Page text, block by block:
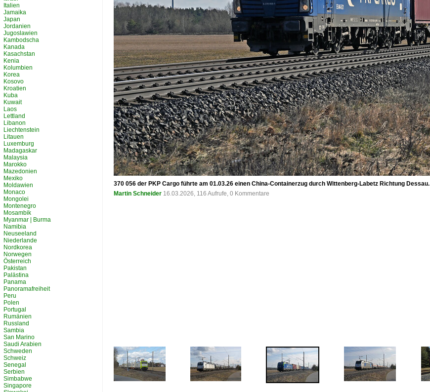
370 056 der PKP Cargo führte am 01.03.26 einen China-Containerzug durch Wittenberg-Labetz Richtung Dessau.
Martin Schneider 16.03.2026, 116 Aufrufe, 0 Kommentare
Italien
Jamaika
Japan
Jordanien
Jugoslawien
Kambodscha
Kanada
Kasachstan
Kenia
Kolumbien
Korea
Kosovo
Kroatien
Kuba
Kuwait
Laos
Lettland
Libanon
Liechtenstein
Litauen
Luxemburg
Madagaskar
Malaysia
Marokko
Mazedonien
Mexiko
Moldawien
Monaco
Mongolei
Montenegro
Mosambik
Myanmar | Burma
Namibia
Neuseeland
Niederlande
Nordkorea
Norwegen
Österreich
Pakistan
Palästina
Panama
Panoramafreiheit
Peru
Polen
Portugal
Rumänien
Russland
Sambia
San Marino
Saudi Arabien
Schweden
Schweiz
Senegal
Serbien
Simbabwe
Singapore